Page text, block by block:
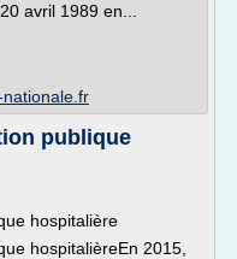
avril 1989 en...
publique
hospitalière
hospitalièreEn 2015,